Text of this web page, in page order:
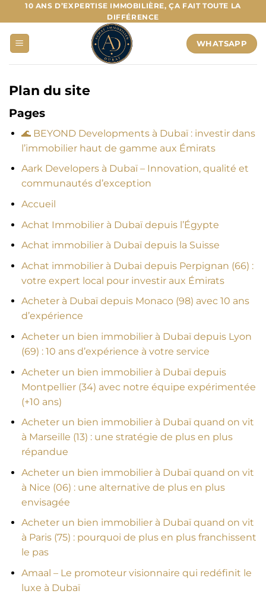
Passer
au
contenu
10 ANS D’EXPERTISE IMMOBILIÈRE, ÇA FAIT TOUTE LA
DIFFÉRENCE
WHATSAPP
Plan du site
Pages
🌊 BEYOND Developments à Dubaï : investir dans
l’immobilier haut de gamme aux Émirats
Aark Developers à Dubaï – Innovation, qualité et
communautés d’exception
Accueil
Achat Immobilier à Dubaï depuis l’Égypte
Achat immobilier à Dubaï depuis la Suisse
Achat immobilier à Dubai depuis Perpignan (66) :
votre expert local pour investir aux Émirats
Acheter à Dubaï depuis Monaco (98) avec 10 ans
d’expérience
Acheter un bien immobilier à Dubaï depuis Lyon
(69) : 10 ans d’expérience à votre service
Acheter un bien immobilier à Dubaï depuis
Montpellier (34) avec notre équipe expérimentée
(+10 ans)
Acheter un bien immobilier à Dubaï quand on vit
à Marseille (13) : une stratégie de plus en plus
répandue
Acheter un bien immobilier à Dubaï quand on vit
à Nice (06) : une alternative de plus en plus
envisagée
Acheter un bien immobilier à Dubaï quand on vit
à Paris (75) : pourquoi de plus en plus franchissent
le pas
Amaal – Le promoteur visionnaire qui redéfinit le
luxe à Dubaï